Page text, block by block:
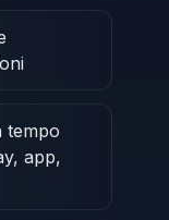
tempo
app,